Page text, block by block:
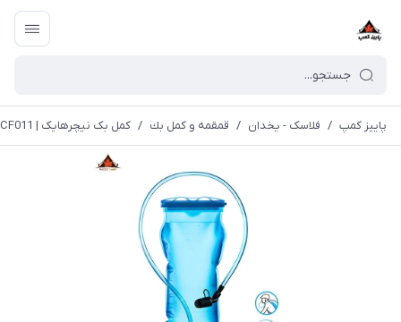
پاییز کمپ / فلاسک - یخدان / قمقمه و كمل بك / کمل بک نیچرهایک | CNK2450CF011